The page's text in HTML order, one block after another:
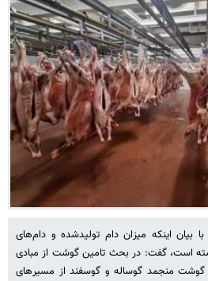
بیان اینکه میزان دام تولیدشده و دام‌های
است، گفت: در بحث تامین گوشت از مبادی
گوشت منجمد گوساله و گوسفند از مسیرهای